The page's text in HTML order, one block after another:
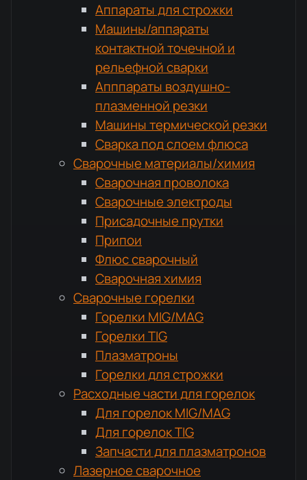
Аппараты для строжки
Машины/аппараты
контактной точечной и
рельефной сварки
Апппараты воздушно-
плазменной резки
Машины термической резки
Сварка под слоем флюса
Сварочные материалы/химия
Сварочная проволока
Сварочные электроды
Присадочные прутки
Припои
Флюс сварочный
Сварочная химия
Сварочные горелки
Горелки MIG/MAG
Горелки TIG
Плазматроны
Горелки для строжки
Расходные части для горелок
Для горелок MIG/MAG
Для горелок TIG
Запчасти для плазматронов
Лазерное сварочное